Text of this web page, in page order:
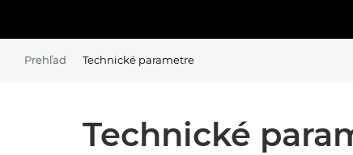
Prehľad Technické parametre
Technické